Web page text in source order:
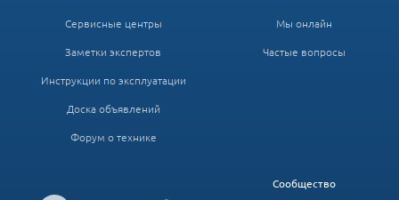
Мы онлайн
Частые вопросы
Сервисные центры
Заметки экспертов
Инструкции по эксплуатации
Доска объявлений
Форум о технике
Сообщество